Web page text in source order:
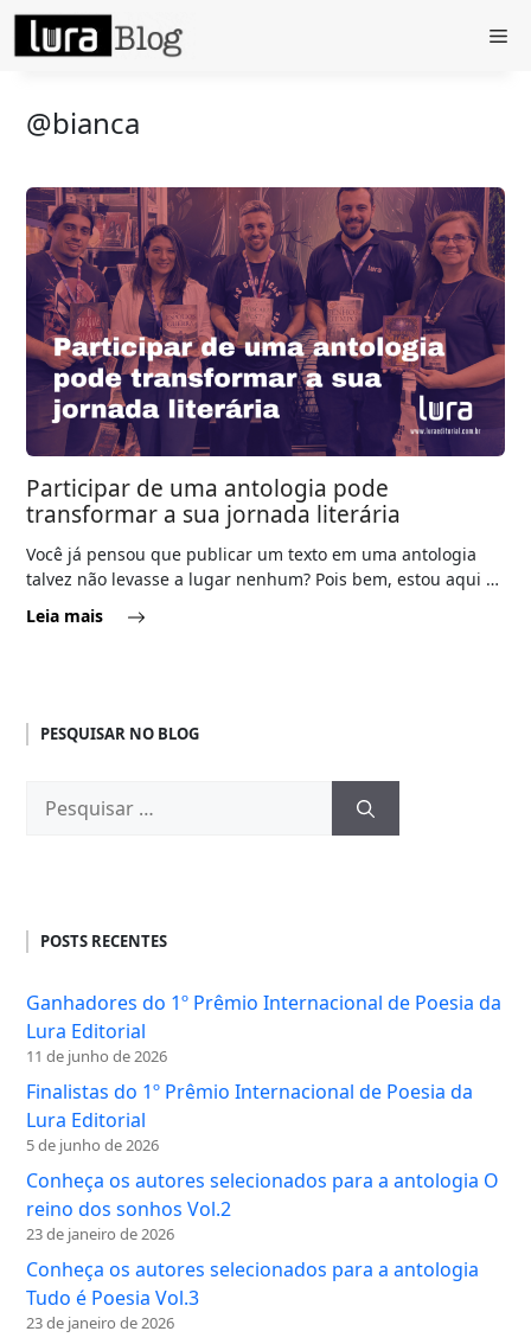
Pular
para
@bianca
Participar de uma antologia pode
transformar a sua jornada literária
Você já pensou que publicar um texto em uma antologia
talvez não levasse a lugar nenhum? Pois bem, estou aqui …
Leia mais
PESQUISAR NO BLOG
por:
POSTS RECENTES
Ganhadores do 1º Prêmio Internacional de Poesia da
Lura Editorial
11 de junho de 2026
Finalistas do 1º Prêmio Internacional de Poesia da
Lura Editorial
5 de junho de 2026
Conheça os autores selecionados para a antologia O
reino dos sonhos Vol.2
23 de janeiro de 2026
Conheça os autores selecionados para a antologia
Tudo é Poesia Vol.3
23 de janeiro de 2026